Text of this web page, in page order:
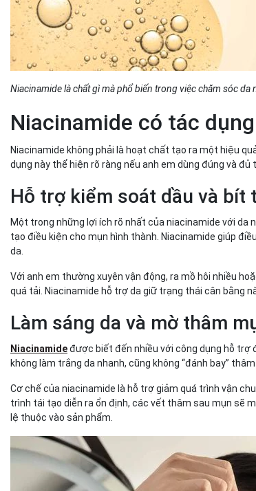
Niacinamide là chất gì mà phổ biến trong việc chăm sóc da
Niacinamide có tác
Niacinamide không phải là hoạt chất tạo ra một hiệu
dụng này thể hiện rõ ràng nếu anh em dùng đúng và đủ
Hỗ trợ kiểm soát dầu và bít
Một trong những lợi ích rõ nhất của niacinamide với da
tạo điều kiện cho mụn hình thành. Niacinamide giúp
da.
Với anh em thường xuyên vận động, ra mồ hôi nhiều
quá tải. Niacinamide hỗ trợ da giữ trạng thái cân bằng
Làm sáng da và mờ thâm
Niacinamideđược biết đến nhiều với công dụng hỗ trợ
không làm trắng da nhanh, cũng không “đánh bay”
Cơ chế của niacinamide là hỗ trợ giảm quá trình vận
trình tái tạo diễn ra ổn định, các vết thâm sau mụn sẽ
lệ thuộc vào sản phẩm.